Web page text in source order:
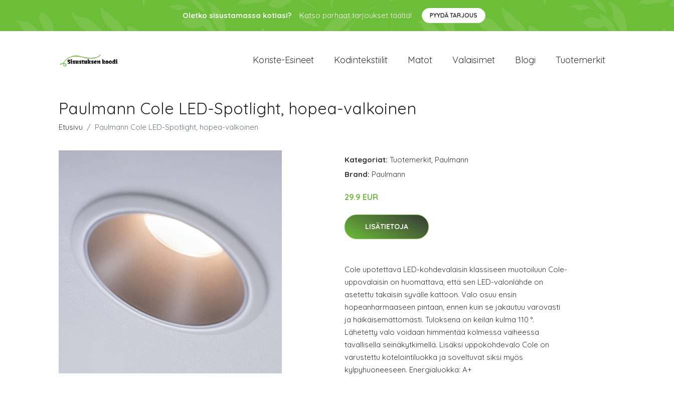
Oletko sisustamassa kotiasi? Katso parhaat tarjoukset täältä! PYYDÄ TARJOUS
Koriste-Esineet Kodintekstiilit Matot Valaisimet Blogi Tuotemerkit
Paulmann Cole LED-Spotlight, hopea-valkoinen
Etusivu Paulmann Cole LED-Spotlight, hopea-valkoinen
Kategoriat: Tuotemerkit, Paulmann
Brand: Paulmann
29.9 EUR
LISÄTIETOJA
Cole upotettava LED-kohdevalaisin klassiseen muotoiluun Cole-
uppovalaisin on huomattava, että sen LED-valonlähde on
asetettu takaisin syvälle kattoon. Valo osuu ensin
hopeanharmaaseen pintaan, ennen kuin se jakautuu varovasti
ja häikäisemättömästi. Tuloksena on keilan kulma 110 °.
Lähetetty valo voidaan himmentää kolmessa vaiheessa
tavallisella seinäkytkimellä. Lisäksi uppokohdevalo Cole on
varustettu kotelointiluokka ja soveltuvat siksi myös
kylpyhuoneeseen. Energialuokka: A+